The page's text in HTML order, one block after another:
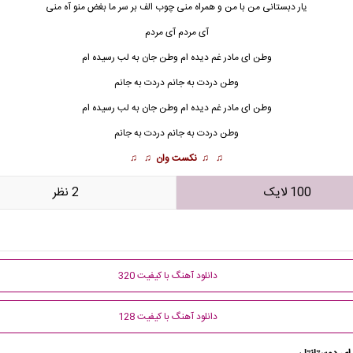
یار دبستانی من با من و همراه منی چوب الف بر سر ما بغض منو آه منی
آی مردم آی مردم
وطن ای مادر غم دیده ام وطن جان به لب رسیده ام
وطن دردت به جانم دردت به جانم
وطن ای مادر غم دیده ام وطن جان به لب رسیده ام
وطن دردت به جانم دردت به جانم
♫ ♫ نکست وان ♫ ♫
100 لایک 2 نظر
دانلود آهنگ با کیفیت 320
دانلود آهنگ با کیفیت 128